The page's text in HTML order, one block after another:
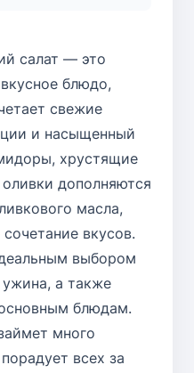
салат — это
блюдо,
свежие
и насыщенный
хрустящие
дополняются
масла,
вкусов.
выбором
ужина, а также
блюдам.
много
всех за